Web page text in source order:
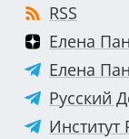
RSS
Елена
Елена
Русский